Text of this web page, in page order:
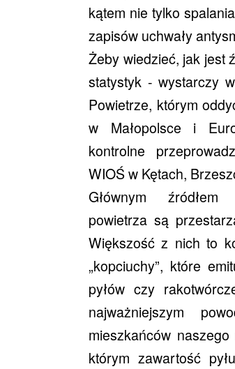
kątem nie tylko
zapisów uchwały
Żeby wiedzieć, jak jest
statystyk - wystarczy
Powietrze, którym
w Małopolsce i
kontrolne
WIOŚ w Kętach,
Głównym źródłem
powietrza są
Większość z nich to
„kopciuchy”, które
pyłów czy
najważniejszym
mieszkańców
którym zawartość